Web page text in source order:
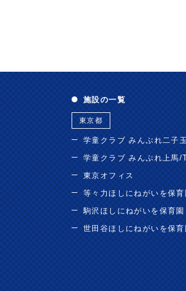
施設の一覧
東京都
学童クラブ みんぷれ二子玉
学童クラブ みんぷれ上馬/
東京オフィス
等々力ほしにねがいを保育
駒沢ほしにねがいを保育園
世田谷ほしにねがいを保育